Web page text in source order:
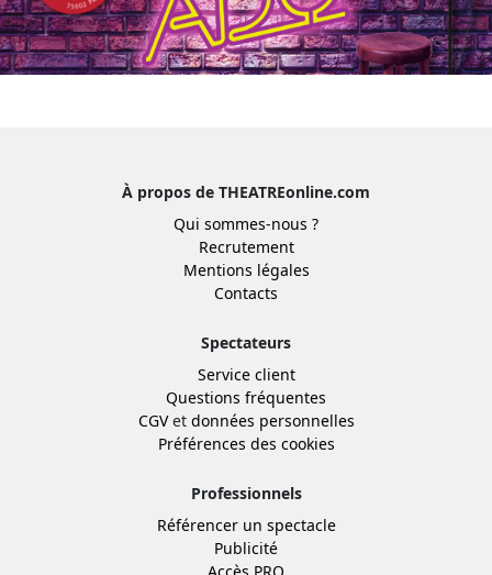
À propos de THEATREonline.com
Qui sommes-nous ?
Recrutement
Mentions légales
Contacts
Spectateurs
Service client
Questions fréquentes
CGVet données personnelles
Préférences des cookies
Professionnels
Référencer un spectacle
Publicité